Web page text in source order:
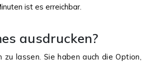
ist es erreichbar.
ausdrucken?
lassen. Sie haben auch die Option,